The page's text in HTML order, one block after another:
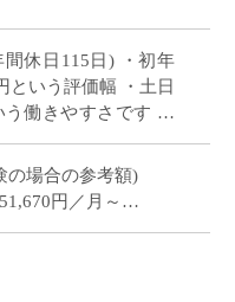
休日115日) ・初年
という評価幅 ・土日
働きやすさです ・
の場合の参考額)
円／月～